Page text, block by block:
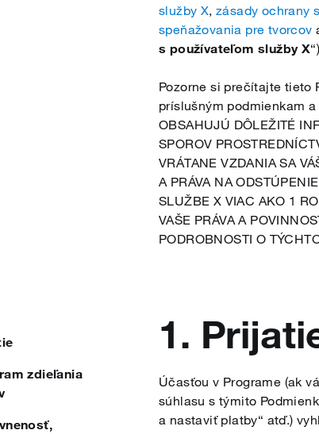
služby X,zásady ochrany
speňažovania pre tvorcov
s používateľom služby X
Pozorne si prečítajte tieto
príslušným podmienkam a
OBSAHUJÚ DÔLEŽITÉ
SPOROV
VRÁTANE VZDANIA SA
A PRÁVA NA
SLUŽBE X VIAC AKO 1
VAŠE PRÁVA A
PODROBNOSTI O
zdieľania
1.
Účasťou v Programe (ak
súhlasu s týmito
a nastaviť platby“ atď.)